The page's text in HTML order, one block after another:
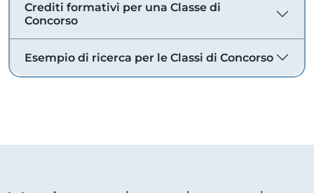
Crediti formativi per una Classe di
Concorso
Esempio di ricerca per le Classi di Concorso